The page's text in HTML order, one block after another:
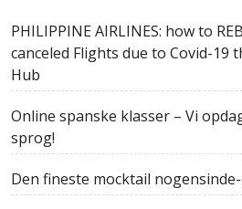
PHILIPPINE AIRLINES: how to
canceled Flights due to Covid-19
Hub
Online spanske klasser – Vi
sprog!
Den fineste mocktail